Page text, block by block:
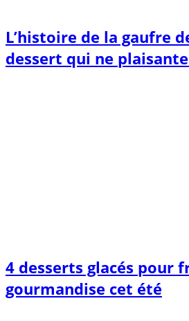
L’histoire de la gaufre
dessert qui ne
4 desserts glacés pour
gourmandise cet été